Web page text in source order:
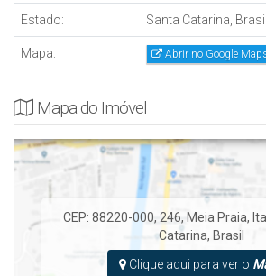
Estado: Santa Catarina, Brasil
Mapa: Abrir no Google
Mapa do Imóvel
CEP: 88220-000, 246, Meia Praia,
Catarina, Brasil
Clique aqui para ver o